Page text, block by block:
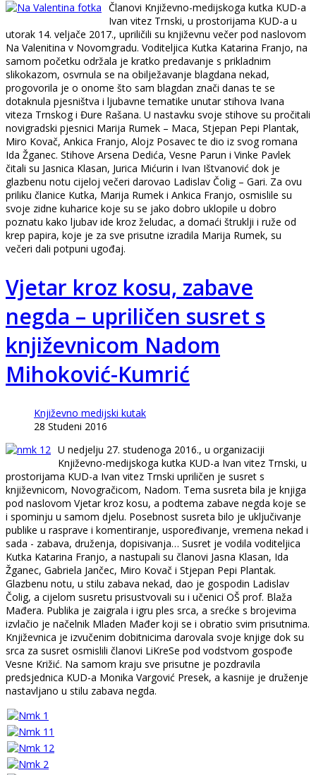
Članovi Književno-medijskoga kutka KUD-a
Ivan vitez Trnski, u prostorijama KUD-a u
utorak 14. veljače 2017., upriličili su književnu večer pod naslovom
Na Valenitina v Novomgradu. Voditeljica Kutka Katarina Franjo, na
samom početku održala je kratko predavanje s prikladnim
slikokazom, osvrnula se na obilježavanje blagdana nekad,
progovorila je o onome što sam blagdan znači danas te se
dotaknula pjesništva i ljubavne tematike unutar stihova Ivana
viteza Trnskog i Đure Rašana. U nastavku svoje stihove su pročitali
novigradski pjesnici Marija Rumek – Maca, Stjepan Pepi Plantak,
Miro Kovač, Ankica Franjo, Alojz Posavec te dio iz svog romana
Ida Žganec. Stihove Arsena Dedića, Vesne Parun i Vinke Pavlek
čitali su Jasnica Klasan, Jurica Mićurin i Ivan Ištvanović dok je
glazbenu notu cijeloj večeri darovao Ladislav Čolig – Gari. Za ovu
priliku članice Kutka, Marija Rumek i Ankica Franjo, osmislile su
svoje zidne kuharice koje su se jako dobro uklopile u dobro
poznatu kako ljubav ide kroz želudac, a domaći štruklji i ruže od
krep papira, koje je za sve prisutne izradila Marija Rumek, su
večeri dali potpuni ugođaj.
Vjetar kroz kosu, zabave
negda – upriličen susret s
književnicom Nadom
Mihoković-Kumrić
Književno medijski kutak
28 Studeni 2016
U nedjelju 27. studenoga 2016., u organizaciji
Književno-medijskoga kutka KUD-a Ivan vitez Trnski, u
prostorijama KUD-a Ivan vitez Trnski upriličen je susret s
književnicom, Novogračicom, Nadom. Tema susreta bila je knjiga
pod naslovom Vjetar kroz kosu, a podtema zabave negda koje se
i spominju u samom djelu. Posebnost susreta bilo je uključivanje
publike u rasprave i komentiranje, uspoređivanje, vremena nekad i
sada - zabava, druženja, dopisivanja… Susret je vodila voditeljica
Kutka Katarina Franjo, a nastupali su članovi Jasna Klasan, Ida
Žganec, Gabriela Jančec, Miro Kovač i Stjepan Pepi Plantak.
Glazbenu notu, u stilu zabava nekad, dao je gospodin Ladislav
Čolig, a cijelom susretu prisustvovali su i učenici OŠ prof. Blaža
Mađera. Publika je zaigrala i igru ples srca, a srećke s brojevima
izvlačio je načelnik Mladen Mađer koji se i obratio svim prisutnima.
Književnica je izvučenim dobitnicima darovala svoje knjige dok su
srca za susret osmislili članovi LiKreSe pod vodstvom gospođe
Vesne Križić. Na samom kraju sve prisutne je pozdravila
predsjednica KUD-a Monika Vargović Presek, a kasnije je druženje
nastavljano u stilu zabava negda.